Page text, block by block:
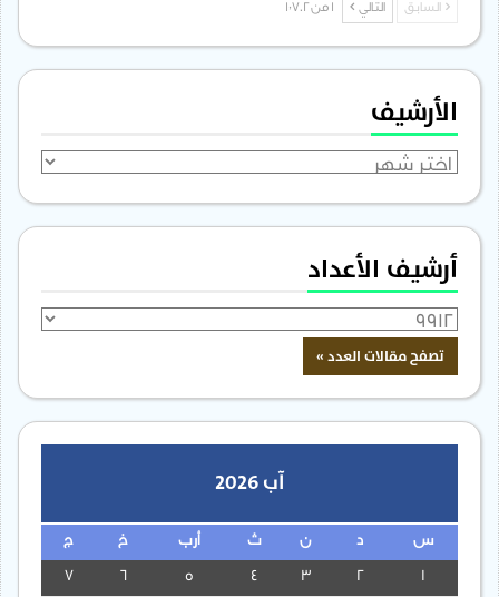
السابق التالي
الأرشيف
الأرشيف
أرشيف الأعداد
آب 2026
س ن ث أرب خ ج
3